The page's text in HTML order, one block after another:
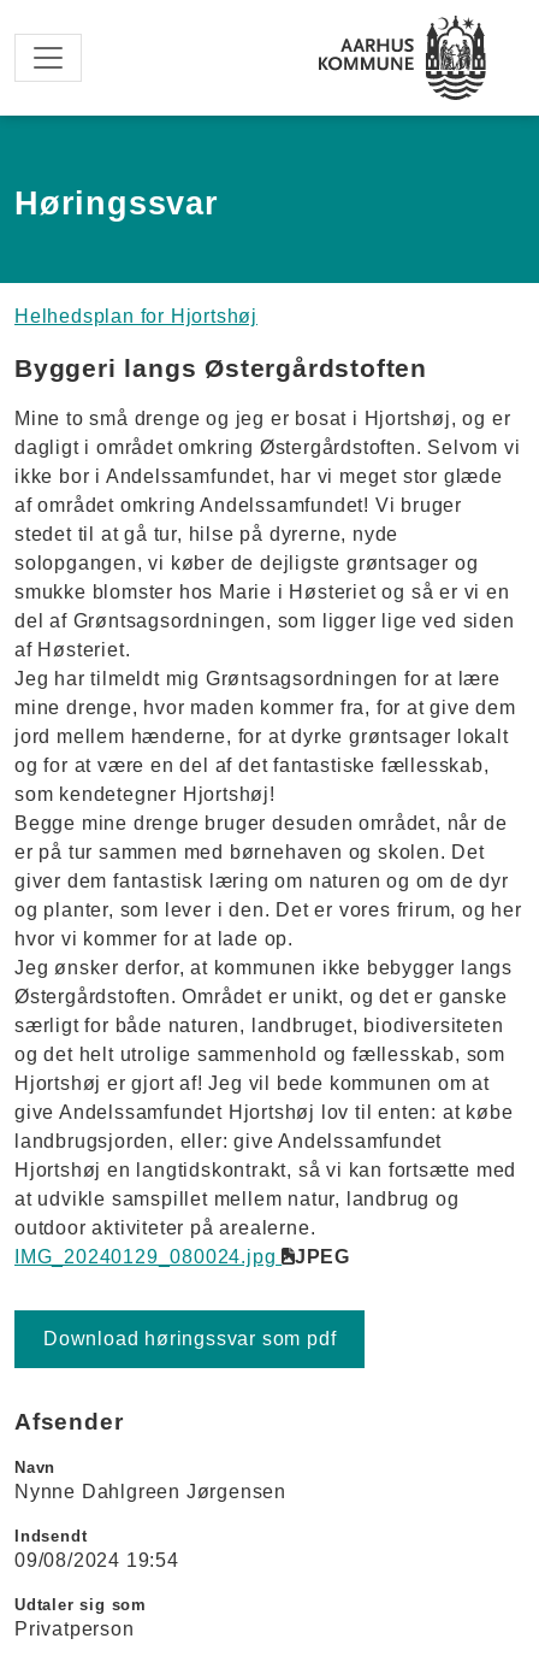
Høringssvar
Helhedsplan for Hjortshøj
Byggeri langs Østergårdstoften
Mine to små drenge og jeg er bosat i Hjortshøj, og er
dagligt i området omkring Østergårdstoften. Selvom vi
ikke bor i Andelssamfundet, har vi meget stor glæde
af området omkring Andelssamfundet! Vi bruger
stedet til at gå tur, hilse på dyrerne, nyde
solopgangen, vi køber de dejligste grøntsager og
smukke blomster hos Marie i Høsteriet og så er vi en
del af Grøntsagsordningen, som ligger lige ved siden
af Høsteriet.
Jeg har tilmeldt mig Grøntsagsordningen for at lære
mine drenge, hvor maden kommer fra, for at give dem
jord mellem hænderne, for at dyrke grøntsager lokalt
og for at være en del af det fantastiske fællesskab,
som kendetegner Hjortshøj!
Begge mine drenge bruger desuden området, når de
er på tur sammen med børnehaven og skolen. Det
giver dem fantastisk læring om naturen og om de dyr
og planter, som lever i den. Det er vores frirum, og her
hvor vi kommer for at lade op.
Jeg ønsker derfor, at kommunen ikke bebygger langs
Østergårdstoften. Området er unikt, og det er ganske
særligt for både naturen, landbruget, biodiversiteten
og det helt utrolige sammenhold og fællesskab, som
Hjortshøj er gjort af! Jeg vil bede kommunen om at
give Andelssamfundet Hjortshøj lov til enten: at købe
landbrugsjorden, eller: give Andelssamfundet
Hjortshøj en langtidskontrakt, så vi kan fortsætte med
at udvikle samspillet mellem natur, landbrug og
outdoor aktiviteter på arealerne.
IMG_20240129_080024.jpg
JPEG
Download høringssvar som pdf
Afsender
Navn
Nynne Dahlgreen Jørgensen
Indsendt
09/08/2024 19:54
Udtaler sig som
Privatperson